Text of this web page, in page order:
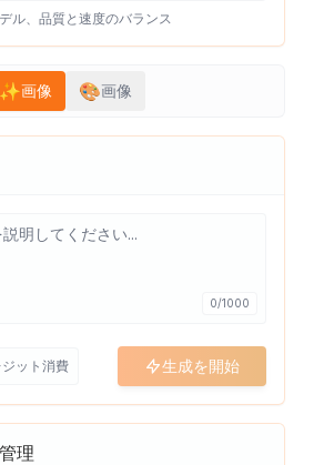
ル、品質と速度のバランス
✨画像 🎨画像
0/1000
ット消費 生成を開始
理